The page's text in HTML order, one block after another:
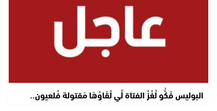
البوليس فَكُّو لُغْزْ الفتاة لِّي لْقَاوْهَا مَقتولة فْلعيون..